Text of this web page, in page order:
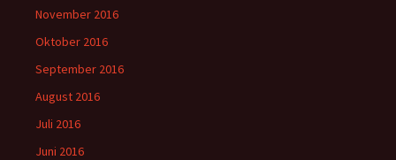
November 2016
Oktober 2016
September 2016
August 2016
Juli 2016
Juni 2016